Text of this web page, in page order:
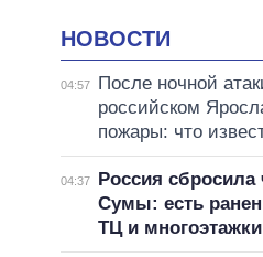
НОВОСТИ
04:57
После ночной
российском
пожары: что
04:37
Россия
Сумы: есть
ТЦ и многоэтажки